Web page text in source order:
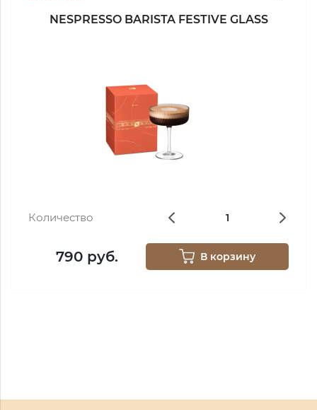
NESPRESSO BARISTA FESTIVE GLASS
Количество
790 руб. В корзину